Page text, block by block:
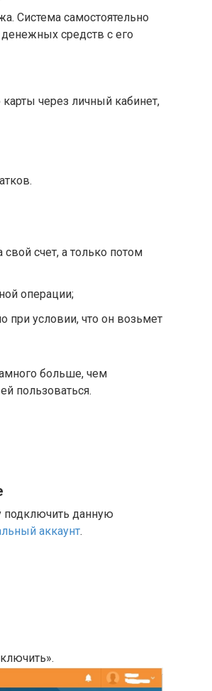
Система самостоятельно
средств с его
через личный кабинет,
счет, а только потом
операции;
при условии, что он возьмет
больше, чем
пользоваться.
подключить данную
аккаунт.